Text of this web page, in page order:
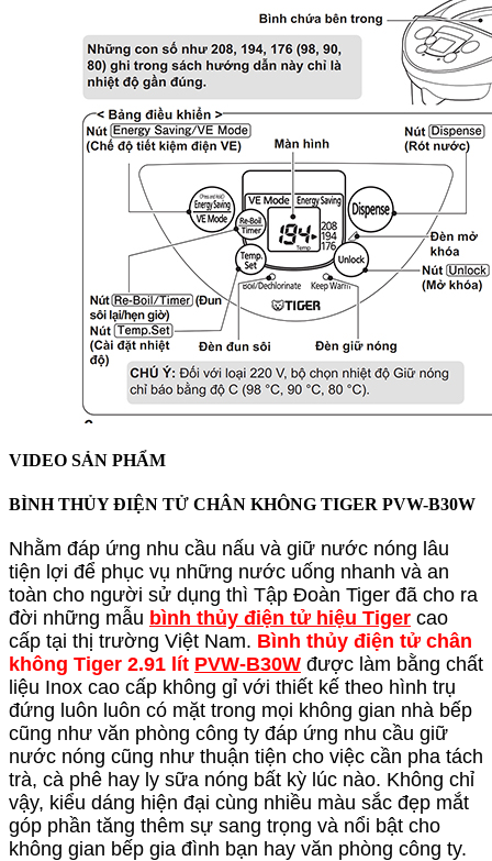
VIDEO SẢN PHẨM
BÌNH THỦY ĐIỆN TỬ CHÂN KHÔNG TIGER PVW-B30W
Nhằm đáp ứng nhu cầu nấu và giữ nước nóng lâu
tiện lợi để phục vụ những nước uống nhanh và an
toàn cho người sử dụng thì Tập Đoàn Tiger đã cho ra
đời những mẫu bình thủy điện tử hiệu Tiger cao
cấp tại thị trường Việt Nam. Bình thủy điện tử chân
không Tiger 2.91 lít PVW-B30W được làm bằng chất
liệu Inox cao cấp không gỉ với thiết kế theo hình trụ
đứng luôn luôn có mặt trong mọi không gian nhà bếp
cũng như văn phòng công ty đáp ứng nhu cầu giữ
nước nóng cũng như thuận tiện cho việc cần pha tách
trà, cà phê hay ly sữa nóng bất kỳ lúc nào. Không chỉ
vậy, kiểu dáng hiện đại cùng nhiều màu sắc đẹp mắt
góp phần tăng thêm sự sang trọng và nổi bật cho
không gian bếp gia đình bạn hay văn phòng công ty.